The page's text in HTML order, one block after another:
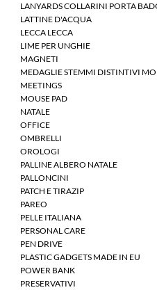
LANYARDS COLLARINI PORTA
LATTINE D'ACQUA
LECCA LECCA
LIME PER UNGHIE
MAGNETI
MEDAGLIE STEMMI DISTINTIVI
MEETINGS
MOUSE PAD
NATALE
OFFICE
OMBRELLI
OROLOGI
PALLINE ALBERO NATALE
PALLONCINI
PATCH E TIRAZIP
PAREO
PELLE ITALIANA
PERSONAL CARE
PEN DRIVE
PLASTIC GADGETS MADE IN EU
POWER BANK
PRESERVATIVI